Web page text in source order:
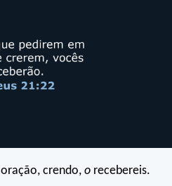
crendo, o recebereis.